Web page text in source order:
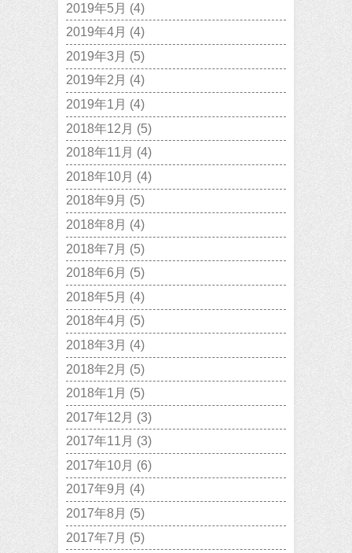
2019年5月 (4)
2019年4月 (4)
2019年3月 (5)
2019年2月 (4)
2019年1月 (4)
2018年12月 (5)
2018年11月 (4)
2018年10月 (4)
2018年9月 (5)
2018年8月 (4)
2018年7月 (5)
2018年6月 (5)
2018年5月 (4)
2018年4月 (5)
2018年3月 (4)
2018年2月 (5)
2018年1月 (5)
2017年12月 (3)
2017年11月 (3)
2017年10月 (6)
2017年9月 (4)
2017年8月 (5)
2017年7月 (5)